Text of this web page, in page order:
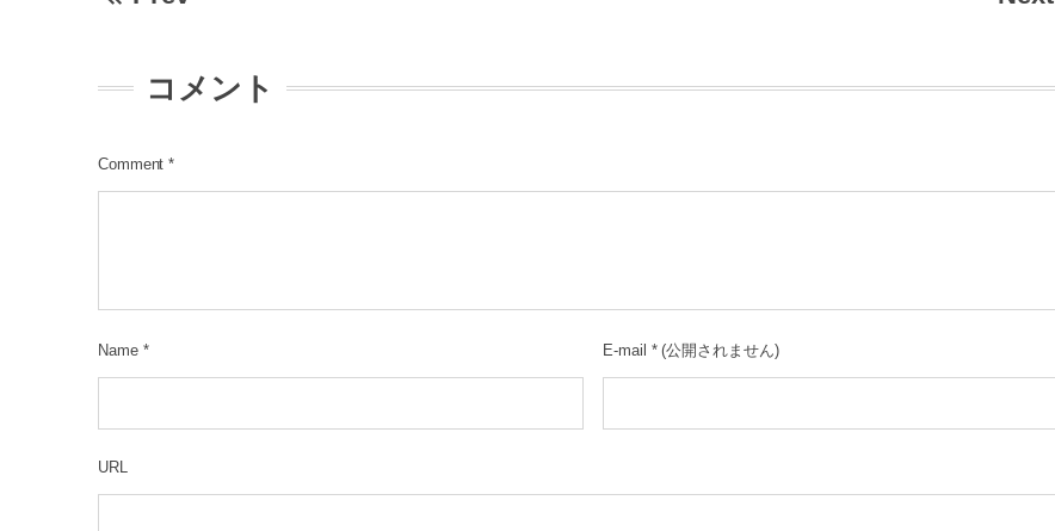
コメント
Comment *
Name * E-mail *(公開されません)
URL